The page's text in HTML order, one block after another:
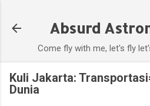
Absurd
Come fly with me, let's fly
Kuli Jakarta:
Dunia